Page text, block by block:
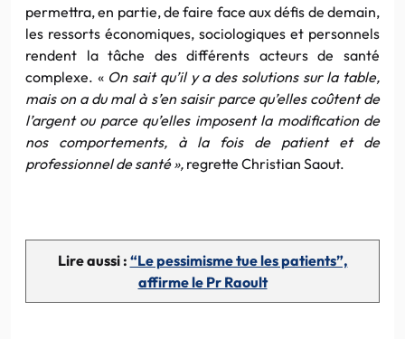
permettra, en partie, de faire face aux défis de demain,
les ressorts économiques, sociologiques et personnels
rendent la tâche des différents acteurs de santé
complexe. « On sait qu’il y a des solutions sur la table,
mais on a du mal à s’en saisir parce qu’elles coûtent de
l’argent ou parce qu’elles imposent la modification de
nos comportements, à la fois de patient et de
professionnel de santé », regrette Christian Saout.
Lire aussi : “Le pessimisme tue les patients”,
affirme le Pr Raoult